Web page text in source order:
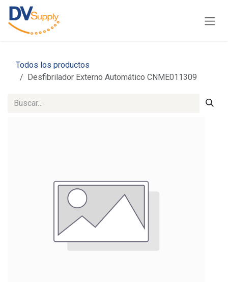
Ir al contenido
Todos los productos
Desfibrilador Externo Automático CNME011309